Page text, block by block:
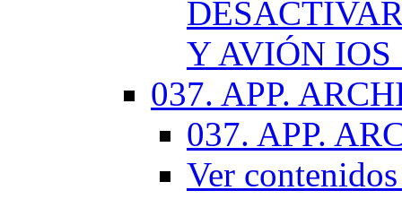
Y AVIÓN IOS
037. APP.
037. APP.
Ver